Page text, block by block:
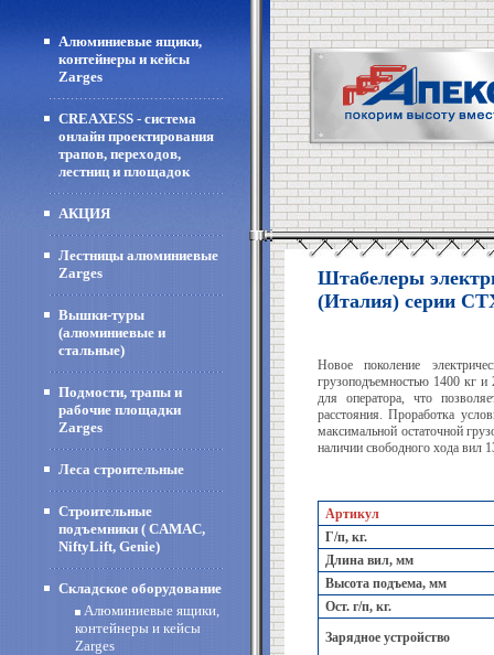
Алюминиевые ящики,
контейнеры и кейсы
Zarges
CREAXESS - система
онлайн проектирования
трапов, переходов,
лестниц и площадок
АКЦИЯ
Лестницы алюминиевые
Zarges
Вышки-туры
(алюминиевые и
стальные)
Подмости, трапы и
рабочие площадки
Zarges
Леса строительные
Строительные
подъемники ( CAMAC,
NiftyLift, Genie)
Складское оборудование
Алюминиевые ящики,
контейнеры и кейсы
Zarges
Штабелеры
(Италия) cерии
Новое поколение
грузоподъемностью 1400 кг и
для оператора, что
расстояния. Проработка
максимальной остаточной
наличии свободного хода
Артикул
Г/п, кг.
Длина вил, мм
Высота подъема, мм
Ост. г/п, кг.
Зарядное устройство